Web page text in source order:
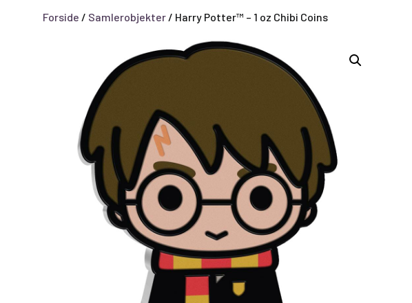
Forside / Samlerobjekter / Harry Potter™ – 1 oz Chibi Coins